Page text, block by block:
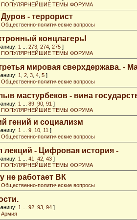
ПОПУЛЯРНЕЙШИЕ ТЕМЫ ФОРУМА
- террорист
Общественно-политические вопросы
концлагерь!
1 273 274 275 ]
ПОПУЛЯРНЕЙШИЕ ТЕМЫ ФОРУМА
мировая сверхдержава. -
1 2 3 4 5 ]
Общественно-политические вопросы
мастурбеков - вина
1 89 90 91 ]
ПОПУЛЯРНЕЙШИЕ ТЕМЫ ФОРУМА
гений и социализм
1 9 10 11 ]
Общественно-политические вопросы
лекций - Цифровая история -
1 41 42 43 ]
ПОПУЛЯРНЕЙШИЕ ТЕМЫ ФОРУМА
не работает ВК
Общественно-политические вопросы
1 92 93 94 ]
Армия